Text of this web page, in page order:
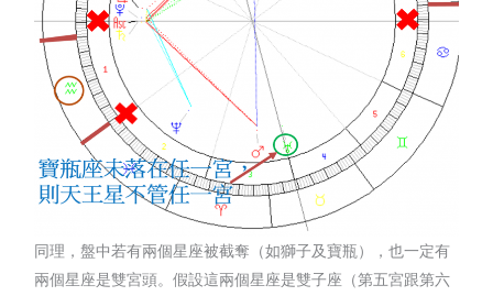
同理，盤中若有兩個星座被截奪（如獅子及寶瓶），也一定有
兩個星座是雙宮頭。假設這兩個星座是雙子座（第五宮跟第六